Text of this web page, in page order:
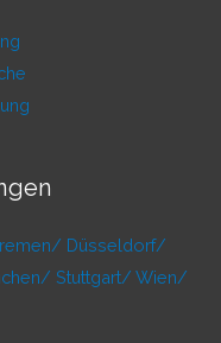
Düsseldorf/
Stuttgart/ Wien/